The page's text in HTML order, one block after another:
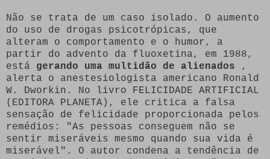
Não se trata de um caso isolado. O aumento
do uso de drogas psicotrópicas, que
alteram o comportamento e o humor, a
partir do advento da fluoxetina, em 1988,
está gerando uma multidão de alienados
,
alerta o anestesiologista americano Ronald
W. Dworkin. No livro FELICIDADE ARTIFICIAL
(EDITORA PLANETA), ele critica a falsa
sensação de felicidade proporcionada pelos
remédios: "As pessoas conseguem não se
sentir miseráveis mesmo quando sua vida é
miserável". O autor condena a tendência de